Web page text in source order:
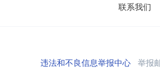
联系我们
违法和不良信息举报中心举报